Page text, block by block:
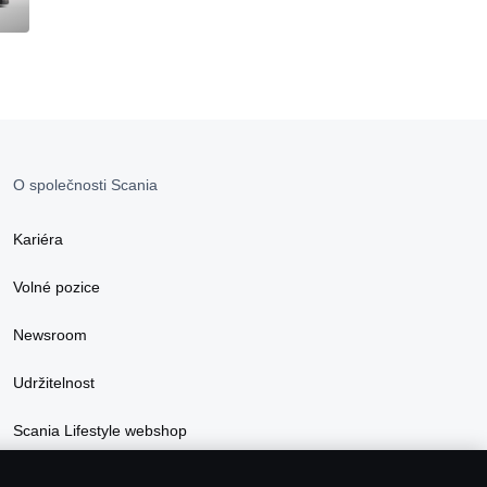
O společnosti Scania
Kariéra
Volné pozice
Newsroom
Udržitelnost
Scania Lifestyle webshop